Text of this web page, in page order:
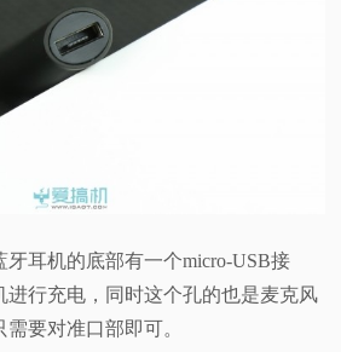
牙耳机的底部有一个micro-USB接
进行充电，同时这个孔的也是麦克风
要对准口部即可。